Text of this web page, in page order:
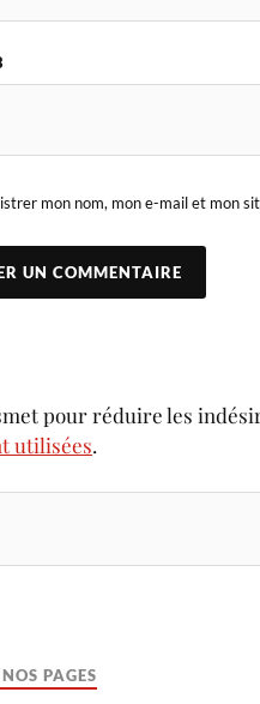
mon nom, mon e-mail et mon
pour réduire les
utilisées.
PAGES